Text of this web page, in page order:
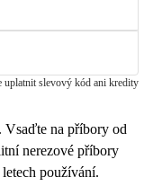
uplatnit slevový kód ani kredity
Vsaďte na příbory od
nerezové příbory
používání.